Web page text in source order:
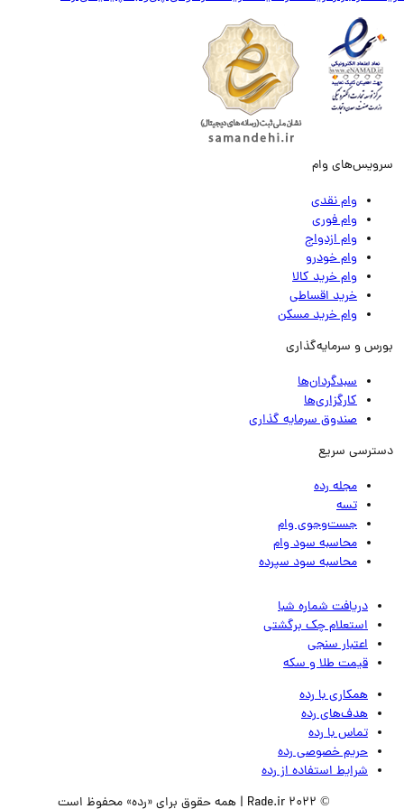
وام
وام نقدی
وام فوری
وام ازدواج
وام خودرو
وام خرید کالا
خرید اقساطی
وام خرید مسکن
و سرمایه‌گذاری
سبدگردان‌ها
کارگزاری‌ها
صندوق سرمایه گذاری
سریع
مجله رده
تسه
جست‌وجوی وام
محاسبه سود وام
محاسبه سود سپرده
دریافت شماره شبا
استعلام چک برگشتی
اعتبار سنجی
قیمت طلا و سکه
همکاری با رده
هدف‌های رده
تماس‌ با‌ رده
حریم خصوصی رده
شرایط استفاده از رده